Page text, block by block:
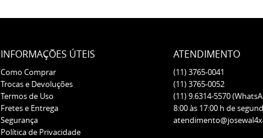
INFORMAÇÕES ÚTEIS
Como Comprar
Trocas e Devoluções
Termos de Uso
Fretes e Entrega
Segurança
Política de Privacidade
ATENDIMENTO
(11)3765-0041
(11)3765-0052
(11)9.6314-5570
8:00 às 17:00 h de